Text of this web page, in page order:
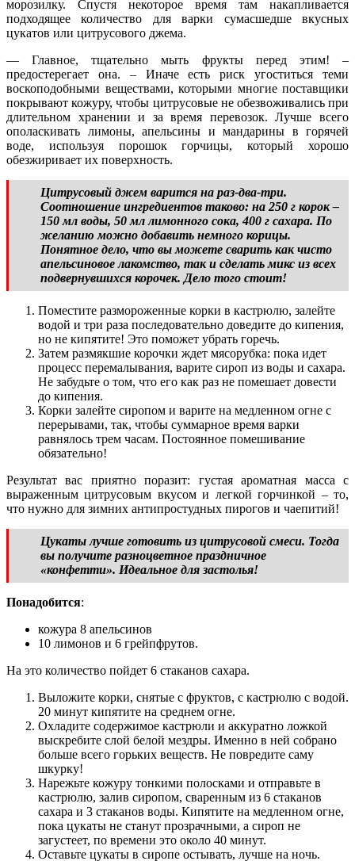
морозилку. Спустя некоторое время там накапливается
подходящее количество для варки сумасшедше вкусных
цукатов или цитрусового джема.
— Главное, тщательно мыть фрукты перед этим! –
предостерегает она. – Иначе есть риск угоститься теми
воскоподобными веществами, которыми многие поставщики
покрывают кожуру, чтобы цитрусовые не обезвоживались при
длительном хранении и за время перевозок. Лучше всего
ополаскивать лимоны, апельсины и мандарины в горячей
воде, используя порошок горчицы, который хорошо
обезжиривает их поверхность.
Цитрусовый джем варится на раз-два-три.
Соотношение ингредиентов таково: на 250 г корок –
150 мл воды, 50 мл лимонного сока, 400 г сахара. По
желанию можно добавить немного корицы.
Понятное дело, что вы можете сварить как чисто
апельсиновое лакомство, так и сделать микс из всех
подвернувшихся корочек. Дело того стоит!
Поместите размороженные корки в кастрюлю, залейте
водой и три раза последовательно доведите до кипения,
но не кипятите! Это поможет убрать горечь.
Затем размякшие корочки ждет мясорубка: пока идет
процесс перемалывания, варите сироп из воды и сахара.
Не забудьте о том, что его как раз не помешает довести
до кипения.
Корки залейте сиропом и варите на медленном огне с
перерывами, так, чтобы суммарное время варки
равнялось трем часам. Постоянное помешивание
обязательно!
Результат вас приятно поразит: густая ароматная масса с
выраженным цитрусовым вкусом и легкой горчинкой – то,
что нужно для зимних антипростудных пирогов и чаепитий!
Цукаты лучше готовить из цитрусовой смеси. Тогда
вы получите разноцветное праздничное
«конфетти». Идеальное для застолья!
Понадобится:
кожура 8 апельсинов
10 лимонов и 6 грейпфрутов.
На это количество пойдет 6 стаканов сахара.
Выложите корки, снятые с фруктов, с кастрюлю с водой.
20 минут кипятите на среднем огне.
Охладите содержимое кастрюли и аккуратно ложкой
выскребите слой белой мездры. Именно в ней собрано
больше всего горьких веществ. Не повредите саму
шкурку!
Нарежьте кожуру тонкими полосками и отправьте в
кастрюлю, залив сиропом, сваренным из 6 стаканов
сахара и 3 стаканов воды. Кипятите на медленном огне,
пока цукаты не станут прозрачными, а сироп не
загустеет, по времени это около 40 минут.
Оставьте цукаты в сиропе остывать, лучше на ночь.